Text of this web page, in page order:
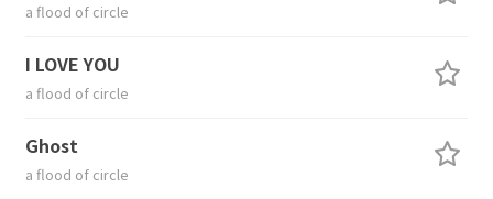
a flood of circle
I LOVE YOU
a flood of circle
Ghost
a flood of circle